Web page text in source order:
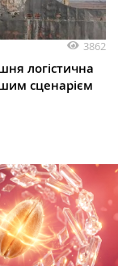
3862
логістична
сценарієм